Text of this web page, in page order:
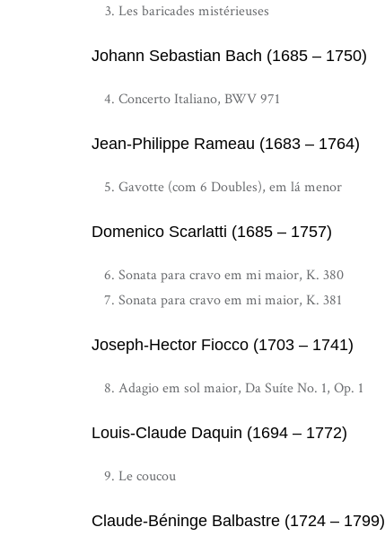
Les baricades mistérieuses
Johann Sebastian Bach (1685 – 1750)
Concerto Italiano, BWV 971
Jean-Philippe Rameau (1683 – 1764)
Gavotte (com 6 Doubles), em lá menor
Domenico Scarlatti (1685 – 1757)
Sonata para cravo em mi maior, K. 380
Sonata para cravo em mi maior, K. 381
Joseph-Hector Fiocco (1703 – 1741)
Adagio em sol maior, Da Suíte No. 1, Op. 1
Louis-Claude Daquin (1694 – 1772)
Le coucou
Claude-Béninge Balbastre (1724 – 1799)